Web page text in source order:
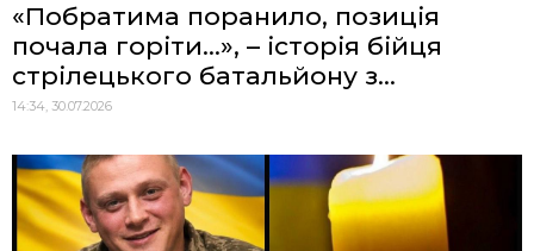
«Побратима поранило, позиція
почала горіти…», – історія бійця
стрілецького батальйону з...
14:34, 30.07.2026